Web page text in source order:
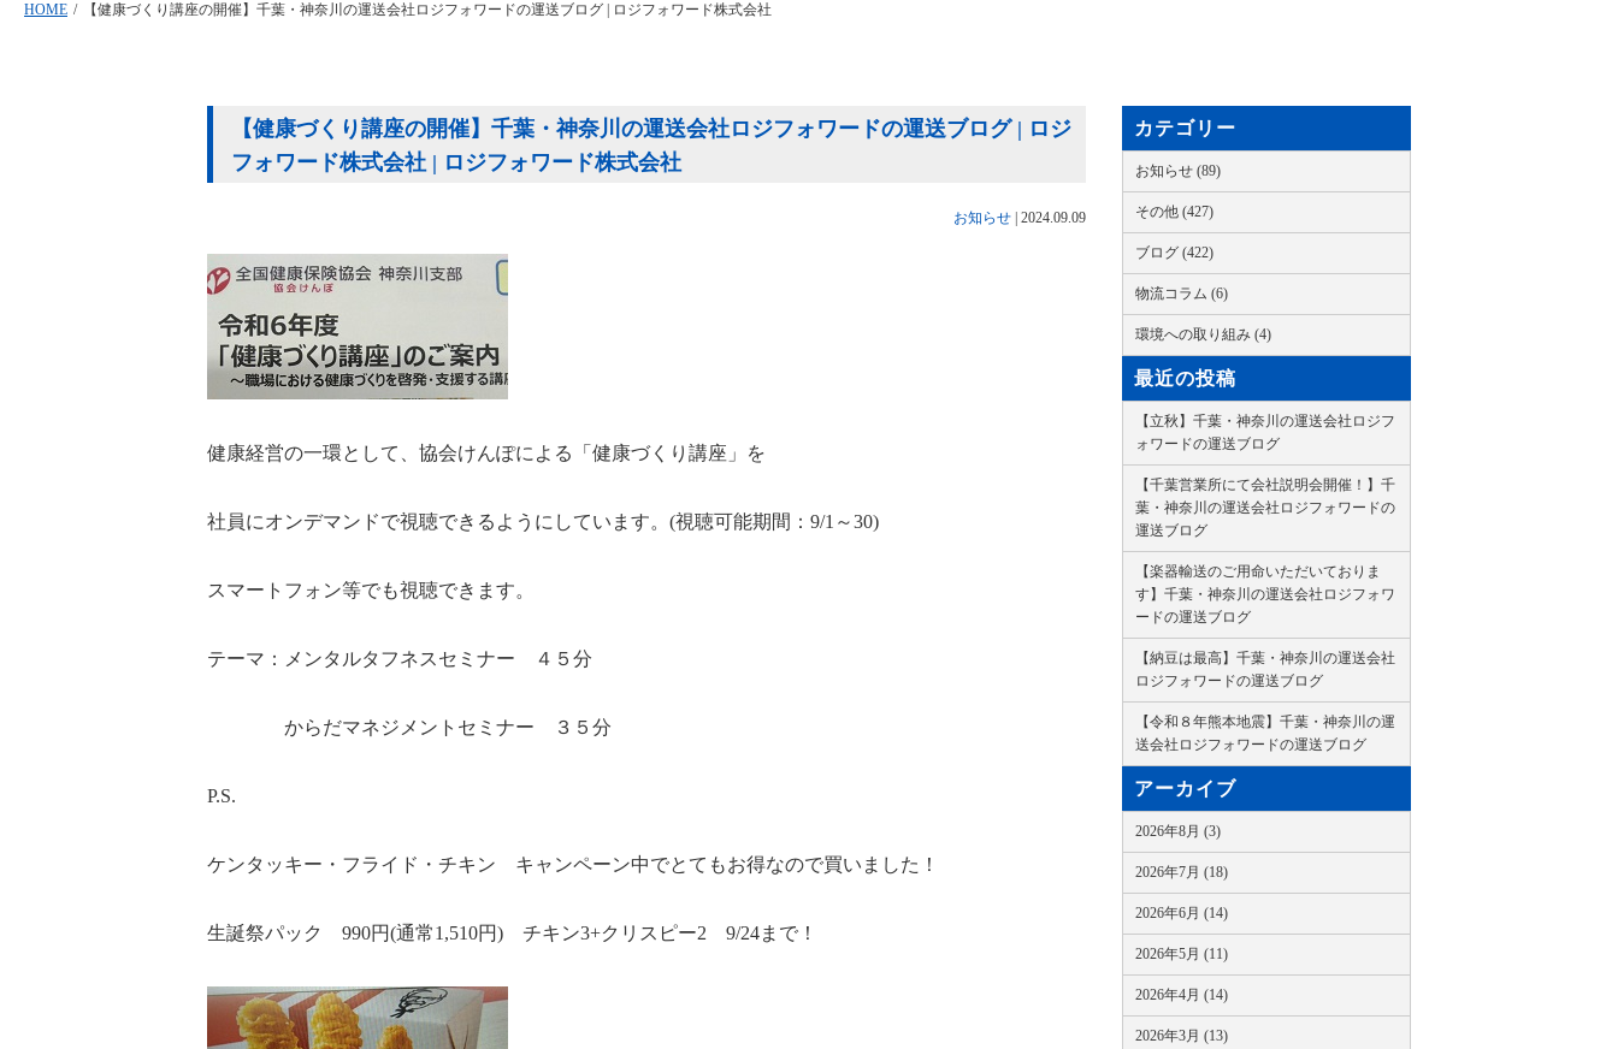
HOME / 【健康づくり講座の開催】千葉・神奈川の運送会社ロジフォワードの運送ブログ | ロジフォワード株式会社
【健康づくり講座の開催】千葉・神奈川の運送会社ロジフォワードの運送ブログ | ロジ
フォワード株式会社 | ロジフォワード株式会社
お知らせ 2024.09.09
健康経営の一環として、協会けんぽによる「健康づくり講座」を
社員にオンデマンドで視聴できるようにしています。(視聴可能期間： 9/1 ～30)
スマートフォン等でも視聴できます。
テーマ：メンタルタフネスセミナー ４５分
からだマネジメントセミナー ３５分
P.S.
ケンタッキー・フライド・チキン キャンペーン中でとてもお得なので買いました！
生誕祭パック 990円(通常1,510円) チキン3+クリスピー2 9/24まで！
カテゴリー
お知らせ (89)
その他 (427)
ブログ (422)
物流コラム (6)
環境への取り組み (4)
最近の投稿
【立秋】千葉・神奈川の運送会社ロジフ
ォワードの運送ブログ
【千葉営業所にて会社説明会開催！】千
葉・神奈川の運送会社ロジフォワードの
運送ブログ
【楽器輸送のご用命いただいておりま
す】千葉・神奈川の運送会社ロジフォワ
ードの運送ブログ
【納豆は最高】千葉・神奈川の運送会社
ロジフォワードの運送ブログ
【令和８年熊本地震】千葉・神奈川の運
送会社ロジフォワードの運送ブログ
アーカイブ
2026年8月 (3)
2026年7月 (18)
2026年6月 (14)
2026年5月 (11)
2026年4月 (14)
2026年3月 (13)